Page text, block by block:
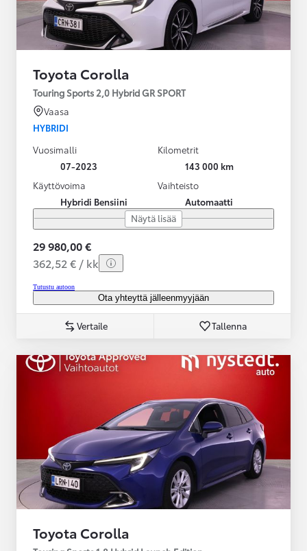
Toyota Corolla
Touring Sports 2,0 Hybrid GR SPORT
Vaasa
HYBRIDI
Vuosimalli
07-2023
Kilometrit
143 000 km
Käyttövoima
Hybridi Bensiini
Vaihteisto
Automaatti
Näytä lisää
29 980,00 €
362,52 € / kk
Tutustu autoon
Ota yhteyttä jälleenmyyjään
Vertaile Tallenna
Toyota Corolla